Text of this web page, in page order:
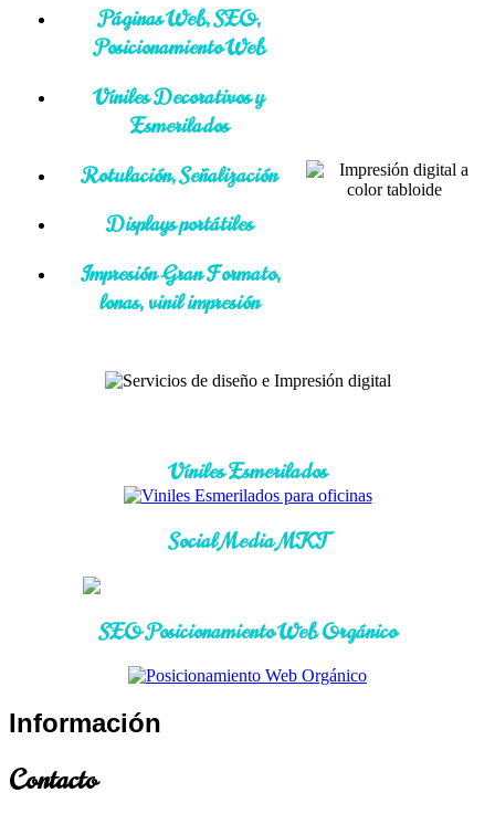
Páginas Web, SEO,
Posicionamiento Web
Viniles Decorativos y
Esmerilados
Rotulación, Señalización
Displays portátiles
Impresión Gran Formato,
lonas, vinil impresión
Viniles Esmerilados
Social Media MKT
SEO Posicionamiento Web Orgánico
Información
Contacto